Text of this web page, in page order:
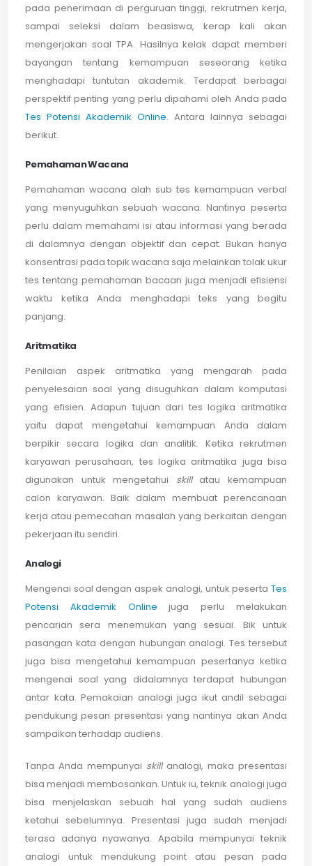
pada penerimaan di perguruan tinggi, rekrutmen kerja,
sampai seleksi dalam beasiswa, kerap kali akan
mengerjakan soal TPA. Hasilnya kelak dapat memberi
bayangan tentang kemampuan seseorang ketika
menghadapi tuntutan akademik. Terdapat berbagai
perspektif penting yang perlu dipahami oleh Anda pada
Tes Potensi Akademik Online. Antara lainnya sebagai
berikut.
Pemahaman Wacana
Pemahaman wacana alah sub tes kemampuan verbal
yang menyuguhkan sebuah wacana. Nantinya peserta
perlu dalam memahami isi atau informasi yang berada
di dalamnya dengan objektif dan cepat. Bukan hanya
konsentrasi pada topik wacana saja melainkan tolak ukur
tes tentang pemahaman bacaan juga menjadi efisiensi
waktu ketika Anda menghadapi teks yang begitu
panjang.
Aritmatika
Penilaian aspek aritmatika yang mengarah pada
penyelesaian soal yang disuguhkan dalam komputasi
yang efisien. Adapun tujuan dari tes logika aritmatika
yaitu dapat mengetahui kemampuan Anda dalam
berpikir secara logika dan analitik. Ketika rekrutmen
karyawan perusahaan, tes logika aritmatika juga bisa
digunakan untuk mengetahui skill atau kemampuan
calon karyawan. Baik dalam membuat perencanaan
kerja atau pemecahan masalah yang berkaitan dengan
pekerjaan itu sendiri.
Analogi
Mengenai soal dengan aspek analogi, untuk peserta Tes
Potensi Akademik Online juga perlu melakukan
pencarian sera menemukan yang sesuai. Bik untuk
pasangan kata dengan hubungan analogi. Tes tersebut
juga bisa mengetahui kemampuan pesertanya ketika
mengenai soal yang didalamnya terdapat hubungan
antar kata. Pemakaian analogi juga ikut andil sebagai
pendukung pesan presentasi yang nantinya akan Anda
sampaikan terhadap audiens.
Tanpa Anda mempunyai skill analogi, maka presentasi
bisa menjadi membosankan. Untuk iu, teknik analogi juga
bisa menjelaskan sebuah hal yang sudah audiens
ketahui sebelumnya. Presentasi juga sudah menjadi
terasa adanya nyawanya. Apabila mempunyai teknik
analogi untuk mendukung point atau pesan pada